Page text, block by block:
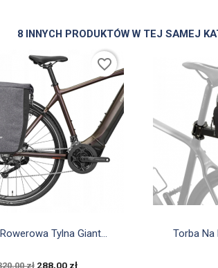
8 INNYCH PRODUKTÓW W TEJ SAMEJ
Szybki podgląd
Tylna Giant...
zł 288,00 zł
favorite_border

Torba Na